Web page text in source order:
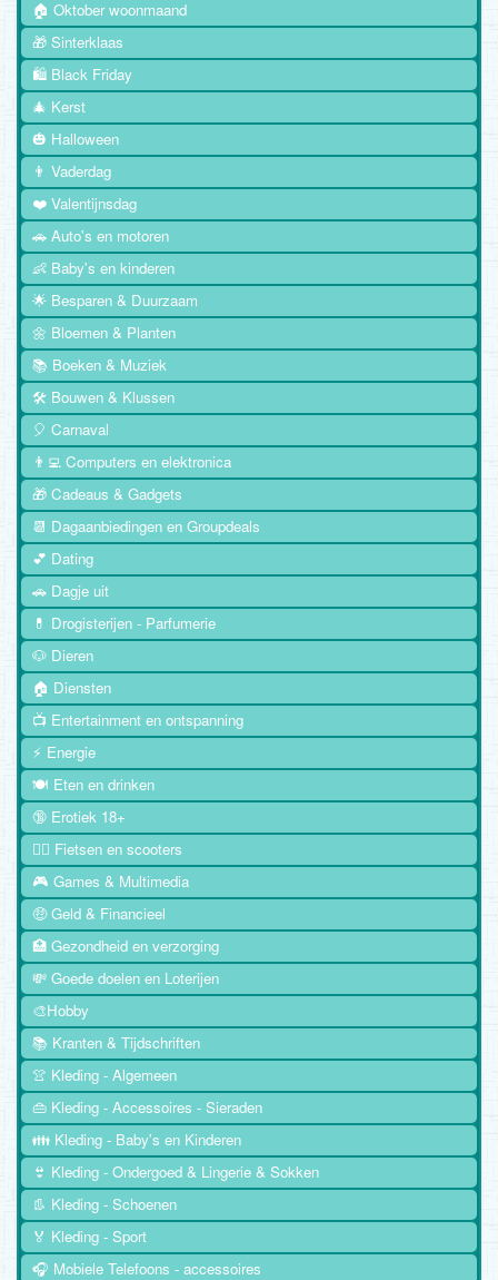
🏠 Oktober woonmaand
🎁 Sinterklaas
🛍️ Black Friday
🎄 Kerst
🎃 Halloween
👨 Vaderdag
❤️ Valentijnsdag
🚗 Auto's en motoren
👶 Baby's en kinderen
🌟 Besparen & Duurzaam
🌼 Bloemen & Planten
📚 Boeken & Muziek
🛠️ Bouwen & Klussen
🎈 Carnaval
👨‍💻 Computers en elektronica
🎁 Cadeaus & Gadgets
📆 Dagaanbiedingen en Groupdeals
💕 Dating
🚗 Dagje uit
💊 Drogisterijen - Parfumerie
🐶 Dieren
🏠 Diensten
📺 Entertainment en ontspanning
⚡ Energie
🍽️ Eten en drinken
🔞 Erotiek 18+
🚴‍♂️ Fietsen en scooters
🎮 Games & Multimedia
🤑 Geld & Financieel
🏥 Gezondheid en verzorging
💸 Goede doelen en Loterijen
🎨Hobby
📚 Kranten & Tijdschriften
👚 Kleding - Algemeen
👜 Kleding - Accessoires - Sieraden
👪 Kleding - Baby's en Kinderen
👙 Kleding - Ondergoed & Lingerie & Sokken
👢 Kleding - Schoenen
🏅 Kleding - Sport
🎧 Mobiele Telefoons - accessoires